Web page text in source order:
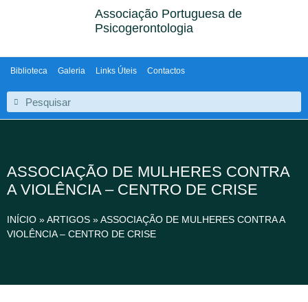
Associação Portuguesa de
Psicogerontologia
Biblioteca Galeria Links Úteis Contactos
ASSOCIAÇÃO DE MULHERES CONTRA
A VIOLÊNCIA – CENTRO DE CRISE
INÍCIO »ARTIGOS »ASSOCIAÇÃO DE MULHERES CONTRA A
VIOLÊNCIA – CENTRO DE CRISE